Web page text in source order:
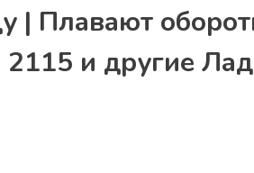
| Плавают
и другие